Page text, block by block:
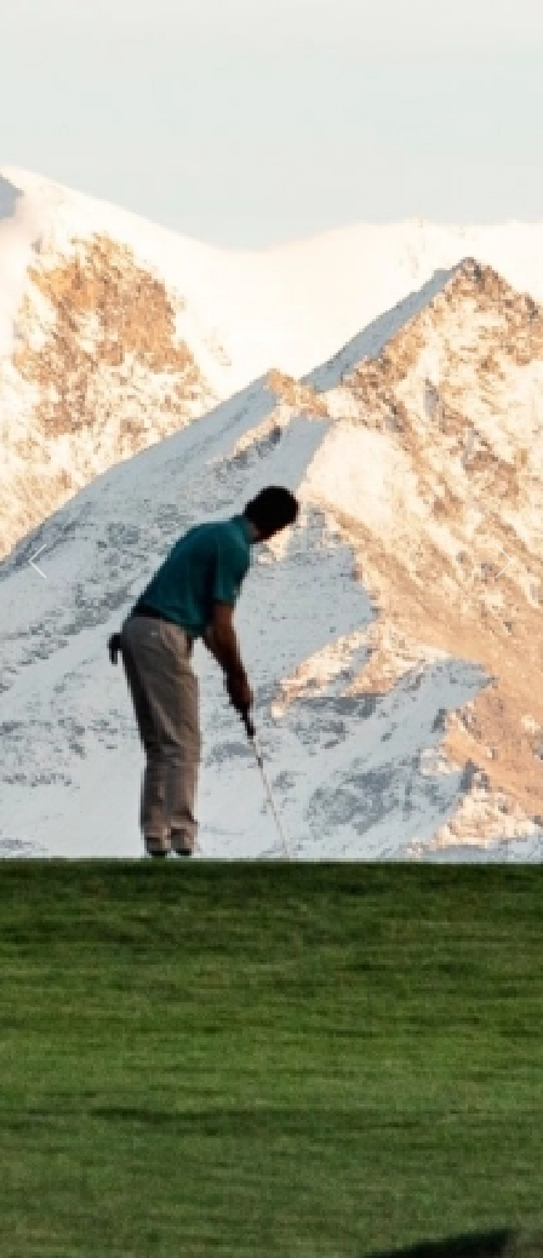
Previous Next